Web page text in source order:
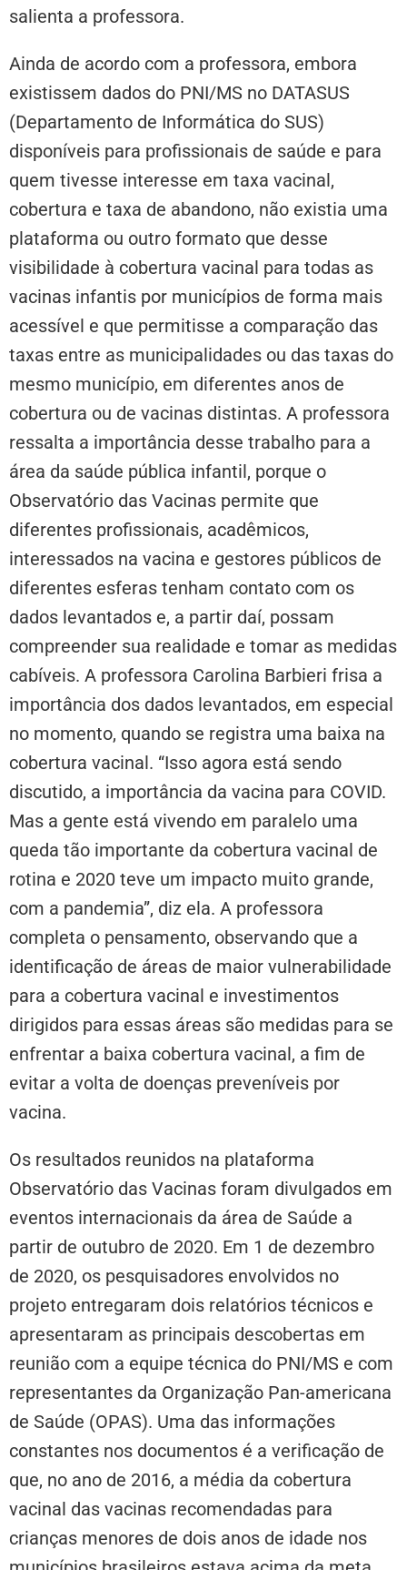
salienta a professora.
Ainda de acordo com a professora, embora
existissem dados do PNI/MS no DATASUS
(Departamento de Informática do SUS)
disponíveis para profissionais de saúde e para
quem tivesse interesse em taxa vacinal,
cobertura e taxa de abandono, não existia uma
plataforma ou outro formato que desse
visibilidade à cobertura vacinal para todas as
vacinas infantis por municípios de forma mais
acessível e que permitisse a comparação das
taxas entre as municipalidades ou das taxas do
mesmo município, em diferentes anos de
cobertura ou de vacinas distintas. A professora
ressalta a importância desse trabalho para a
área da saúde pública infantil, porque o
Observatório das Vacinas permite que
diferentes profissionais, acadêmicos,
interessados na vacina e gestores públicos de
diferentes esferas tenham contato com os
dados levantados e, a partir daí, possam
compreender sua realidade e tomar as medidas
cabíveis. A professora Carolina Barbieri frisa a
importância dos dados levantados, em especial
no momento, quando se registra uma baixa na
cobertura vacinal. “Isso agora está sendo
discutido, a importância da vacina para COVID.
Mas a gente está vivendo em paralelo uma
queda tão importante da cobertura vacinal de
rotina e 2020 teve um impacto muito grande,
com a pandemia”, diz ela. A professora
completa o pensamento, observando que a
identificação de áreas de maior vulnerabilidade
para a cobertura vacinal e investimentos
dirigidos para essas áreas são medidas para se
enfrentar a baixa cobertura vacinal, a fim de
evitar a volta de doenças preveníveis por
vacina.
Os resultados reunidos na plataforma
Observatório das Vacinas foram divulgados em
eventos internacionais da área de Saúde a
partir de outubro de 2020. Em 1 de dezembro
de 2020, os pesquisadores envolvidos no
projeto entregaram dois relatórios técnicos e
apresentaram as principais descobertas em
reunião com a equipe técnica do PNI/MS e com
representantes da Organização Pan-americana
de Saúde (OPAS). Uma das informações
constantes nos documentos é a verificação de
que, no ano de 2016, a média da cobertura
vacinal das vacinas recomendadas para
crianças menores de dois anos de idade nos